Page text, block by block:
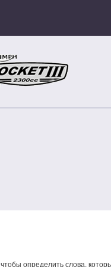
, чтобы определить слова,